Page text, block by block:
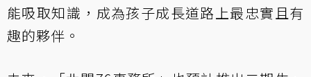
能吸取知識，成為孩子成長道路上最忠實且有
趣的夥伴。